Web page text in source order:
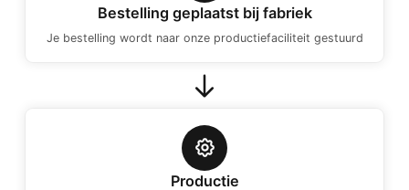
Bestelling geplaatst bij fabriek
Je bestelling wordt naar onze productiefaciliteit gestuurd
Productie